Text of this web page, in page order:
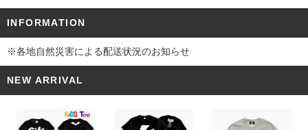
INFORMATION
※各地自然災害による配送状況のお知らせ
NEW ARRIVAL